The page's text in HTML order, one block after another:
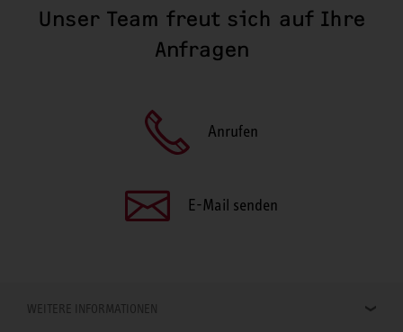
Unser Team freut sich auf Ihre
Anfragen
Anrufen
E-Mail senden
WEITERE INFORMATIONEN